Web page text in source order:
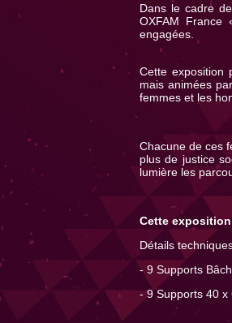
Dans le cadre
OXFAM
engagées.
Cette exposition
mais animées
femmes et les
Chacune de ces
plus de justice
lumière les
Cette
Détails
- 9 Supports
- 9 Supports 40